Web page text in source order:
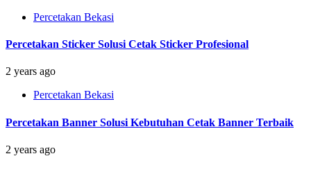
Percetakan Bekasi
Percetakan Sticker Solusi Cetak Sticker Profesional
2 years ago
Percetakan Bekasi
Percetakan Banner Solusi Kebutuhan Cetak Banner Terbaik
2 years ago